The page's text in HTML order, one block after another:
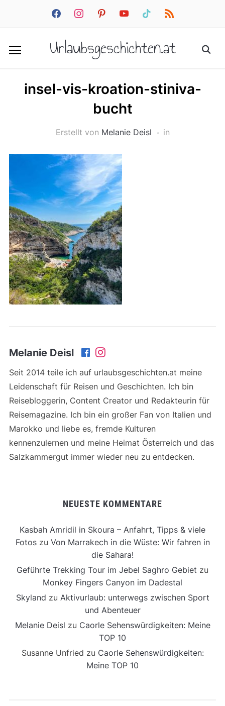
facebookinstagrampinterestyoutube tiktok rss
Urlaubsgeschichten.at
insel-vis-kroation-stiniva-
bucht
Erstellt von Melanie Deisl in
Melanie Deisl
Seit 2014 teile ich auf urlaubsgeschichten.at meine
Leidenschaft für Reisen und Geschichten. Ich bin
Reisebloggerin, Content Creator und Redakteurin für
Reisemagazine. Ich bin ein großer Fan von Italien und
Marokko und liebe es, fremde Kulturen
kennenzulernen und meine Heimat Österreich und das
Salzkammergut immer wieder neu zu entdecken.
NEUESTE KOMMENTARE
Kasbah Amridil in Skoura – Anfahrt, Tipps & viele
Fotoszu Von Marrakech in die Wüste: Wir fahren in
die Sahara!
Geführte Trekking Tour im Jebel Saghro Gebiet zu
Monkey Fingers Canyon im Dadestal
Skyland zu Aktivurlaub: unterwegs zwischen Sport
und Abenteuer
Melanie Deisl zu Caorle Sehenswürdigkeiten: Meine
TOP 10
Susanne Unfried zu Caorle Sehenswürdigkeiten:
Meine TOP 10